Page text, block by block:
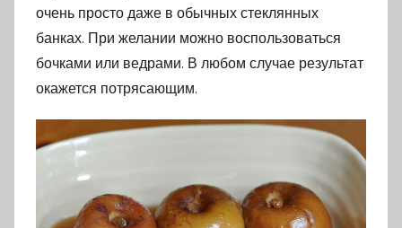
очень просто даже в обычных стеклянных
банках. При желании можно воспользоваться
бочками или ведрами. В любом случае результат
окажется потрясающим.